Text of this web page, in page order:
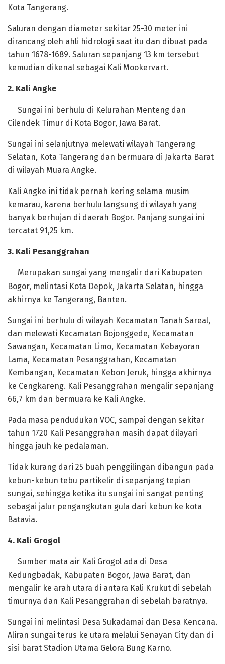
Kota Tangerang.
Saluran dengan diameter sekitar 25-30 meter ini
dirancang oleh ahli hidrologi saat itu dan dibuat pada
tahun 1678-1689. Saluran sepanjang 13 km tersebut
kemudian dikenal sebagai Kali Mookervart.
‎2. Kali Angke
‎Sungai ini berhulu di Kelurahan Menteng dan
Cilendek Timur di Kota Bogor, Jawa Barat.
Sungai ini selanjutnya melewati wilayah Tangerang
Selatan, Kota Tangerang dan bermuara di Jakarta Barat
di wilayah Muara Angke.
Kali Angke ini tidak pernah kering selama musim
kemarau, karena berhulu langsung di wilayah yang
banyak berhujan di daerah Bogor. Panjang sungai ini
tercatat 91,25 km.
‎3. Kali Pesanggrahan
‎Merupakan sungai yang mengalir dari Kabupaten
Bogor, melintasi Kota Depok, Jakarta Selatan, hingga
akhirnya ke Tangerang, Banten.
Sungai ini berhulu di wilayah Kecamatan Tanah Sareal,
dan melewati Kecamatan Bojonggede, Kecamatan
Sawangan, Kecamatan Limo, Kecamatan Kebayoran
Lama, Kecamatan Pesanggrahan, Kecamatan
Kembangan, Kecamatan Kebon Jeruk, hingga akhirnya
ke Cengkareng. Kali Pesanggrahan mengalir sepanjang
66,7 km dan bermuara ke Kali Angke.
‎Pada masa pendudukan VOC, sampai dengan sekitar
tahun 1720 Kali Pesanggrahan masih dapat dilayari
hingga jauh ke pedalaman.
Tidak kurang dari 25 buah penggilingan dibangun pada
kebun-kebun tebu partikelir di sepanjang tepian
sungai, sehingga ketika itu sungai ini sangat penting
sebagai jalur pengangkutan gula dari kebun ke kota
Batavia.
‎4. Kali Grogol
‎Sumber mata air Kali Grogol ada di Desa
Kedungbadak, Kabupaten Bogor, Jawa Barat, dan
mengalir ke arah utara di antara Kali Krukut di sebelah
timurnya dan Kali Pesanggrahan di sebelah baratnya.
Sungai ini melintasi Desa Sukadamai dan Desa Kencana.
Aliran sungai terus ke utara melalui Senayan City dan di
sisi barat Stadion Utama Gelora Bung Karno.